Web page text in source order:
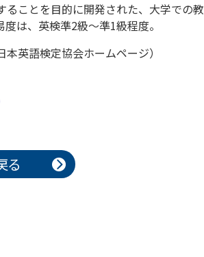
ることを目的に開発された、大学での教
は、英検準2級〜準1級程度。
本英語検定協会ホームページ）
る